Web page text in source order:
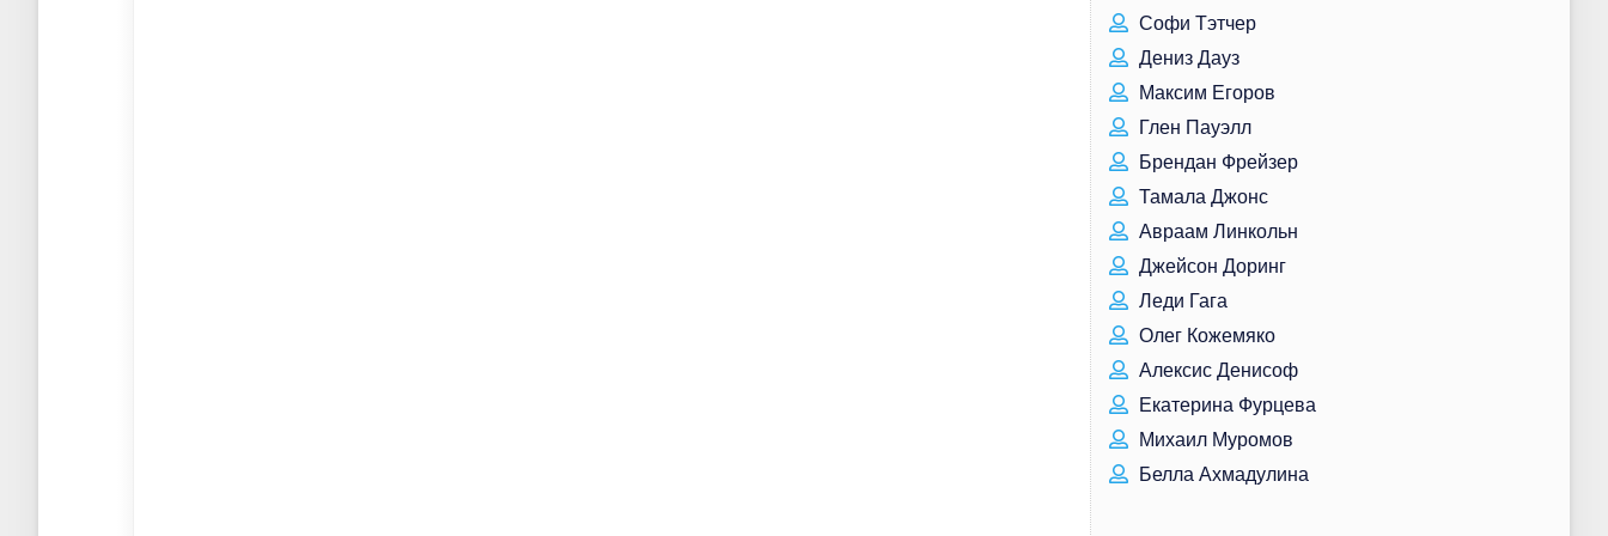
Софи Тэтчер
Дениз Дауз
Максим Егоров
Глен Пауэлл
Брендан Фрейзер
Тамала Джонс
Авраам Линкольн
Джейсон Доринг
Леди Гага
Олег Кожемяко
Алексис Денисоф
Екатерина Фурцева
Михаил Муромов
Белла Ахмадулина